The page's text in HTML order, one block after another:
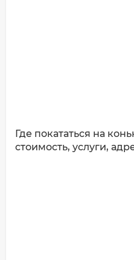
Где покататься на
стоимость, услуги,